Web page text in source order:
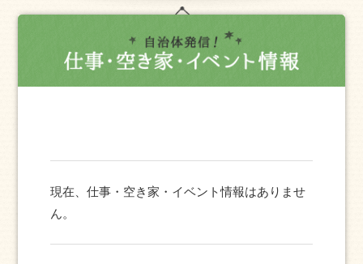
現在、仕事・空き家・イベント情報はありませ
ん。